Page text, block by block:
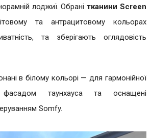
лоджиї. Обрані тканини Screen
та антрацитовому кольорах
та зберігають оглядовість
в білому кольорі — для гармонійної
таунхауса та оснащені
Somfy.